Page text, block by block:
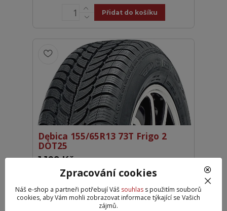
Přidat do košíku
Dębica 155/65R13 73T Frigo 2
DOT25
1 109 Kč
Přidat do košíku
Zpracování cookies
Náš e-shop a partneři potřebují Váš souhlass použitím souborů
cookies, aby Vám mohli zobrazovat informace týkající se Vašich
zájmů.